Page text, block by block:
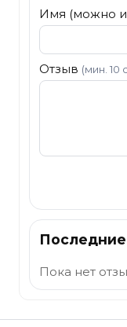
Имя (можно
Отзыв (мин. 10
Пока нет